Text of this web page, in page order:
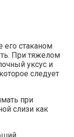
его стаканом
При тяжелом
уксус и
следует
при
слизи как